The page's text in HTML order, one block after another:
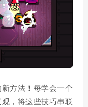
方法！每学会一个
，将这些技巧串联